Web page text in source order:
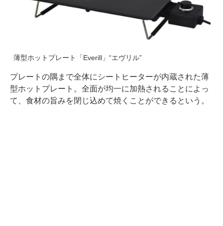
薄型ホットプレート「Everill」“エヴリル”
プレートの隅まで全体にシートヒーターが内蔵された薄
型ホットプレート。全面が均一に加熱されることによっ
て、食材の旨みを閉じ込めて焼くことができるという。